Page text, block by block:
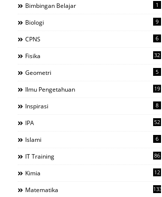
Bimbingan Belajar 1
Biologi 9
CPNS 6
Fisika 32
Geometri 5
Ilmu Pengetahuan 19
Inspirasi 8
IPA 52
Islami 6
IT Training 86
Kimia 12
Matematika 133